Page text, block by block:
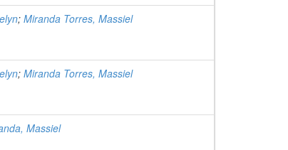
; Miranda Torres, Massiel
; Miranda Torres, Massiel
Massiel